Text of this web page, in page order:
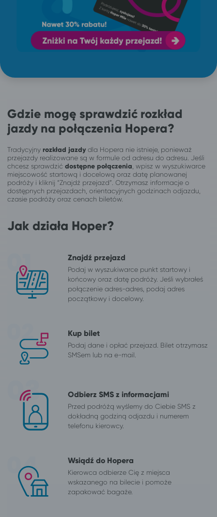
Gdzie mogę sprawdzić rozkład
jazdy na połączenia Hopera?
Tradycyjny rozkład jazdydla Hopera nie istnieje, ponieważ
przejazdy realizowane są w formule od adresu do adresu. Jeśli
chcesz sprawdzić dostępne połączenia , wpisz w wyszukiwarce
miejscowość startową i docelową oraz datę planowanej
podróży i kliknij “Znajdź przejazd”. Otrzymasz informacje o
dostępnych przejazdach, orientacyjnych godzinach odjazdu,
czasie podróży oraz cenach biletów.
Jak działa Hoper?
Znajdź przejazd
Podaj w wyszukiwarce punkt startowy i
końcowy oraz datę podróży. Jeśli wybrałeś
połączenie adres-adres, podaj adres
początkowy i docelowy.
Kup bilet
Podaj dane i opłać przejazd. Bilet otrzymasz
SMSem lub na e-mail.
Odbierz SMS z informacjami
Przed podróżą wyślemy do Ciebie SMS z
dokładną godziną odjazdu i numerem
telefonu kierowcy.
Wsiądź do Hopera
Kierowca odbierze Cię z miejsca
wskazanego na bilecie i pomoże
zapakować bagaże.